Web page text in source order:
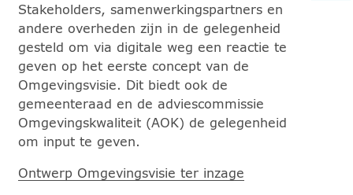
Stakeholders, samenwerkingspartners en
andere overheden zijn in de gelegenheid
gesteld om via digitale weg een reactie te
geven op het eerste concept van de
Omgevingsvisie. Dit biedt ook de
gemeenteraad en de adviescommissie
Omgevingskwaliteit (AOK) de gelegenheid
om input te geven.
Ontwerp Omgevingsvisie ter inzage